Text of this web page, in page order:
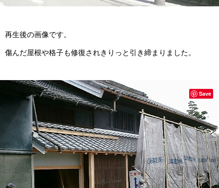
再生後の画像です。
傷んだ屋根や格子も修復されきりっと引き締まりました。
Save